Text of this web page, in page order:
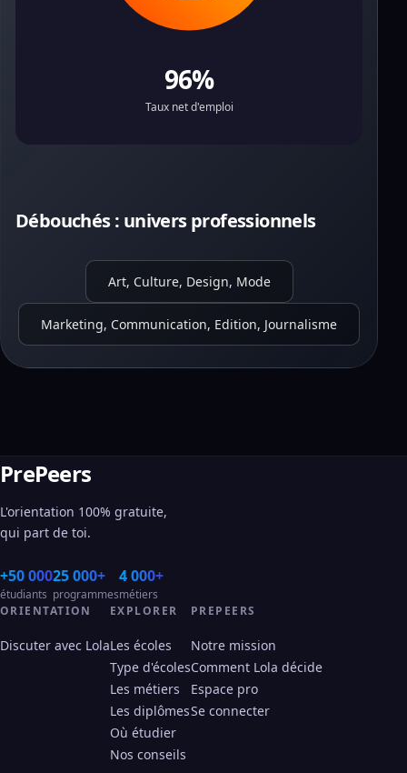
96%
Taux net d'emploi
Débouchés : univers professionnels
Art, Culture, Design, Mode
Marketing, Communication, Edition, Journalisme
PrePeers
L'orientation 100% gratuite,
qui part de toi.
+50 000
étudiants
25 000+
programmes
4 000+
métiers
ORIENTATION
Discuter avec Lola
EXPLORER
Les écoles
Type d'écoles
Les métiers
Les diplômes
Où étudier
Nos conseils
PREPEERS
Notre mission
Comment Lola décide
Espace pro
Se connecter